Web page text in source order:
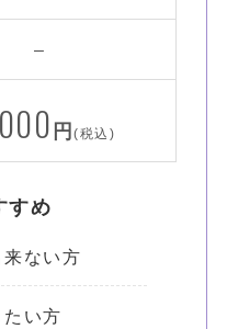
–
円(税込)
すめ
ない方
い方